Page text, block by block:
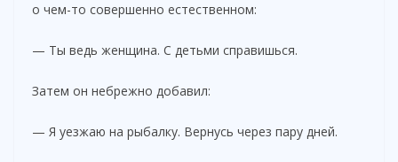
о чем-то совершенно естественном:
— Ты ведь женщина. С детьми справишься.
Затем он небрежно добавил:
— Я уезжаю на рыбалку. Вернусь через пару дней.